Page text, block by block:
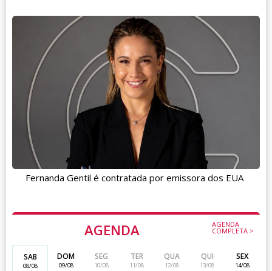
AGENDA AGENDA
COMPLETA >
SAB
08/08
DOM
09/08
SEG
10/08
TER
11/08
QUA
12/08
QUI
13/08
SEX
14/08
Fernanda Gentil é contratada por emissora dos EUA